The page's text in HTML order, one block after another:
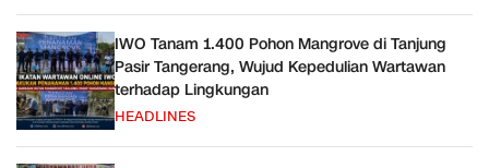
IWO Tanam 1.400 Pohon Mangrove di Tanjung
Pasir Tangerang, Wujud Kepedulian Wartawan
terhadap Lingkungan
HEADLINES